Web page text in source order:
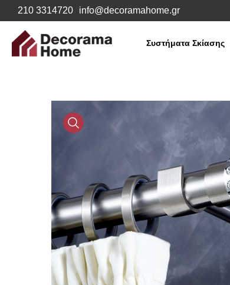
210 3314720 info@decoramahome.gr
Συστήματα Σκίασης
Media